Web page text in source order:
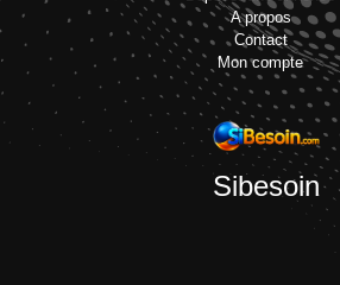
A propos
Contact
Mon compte
Sibesoin